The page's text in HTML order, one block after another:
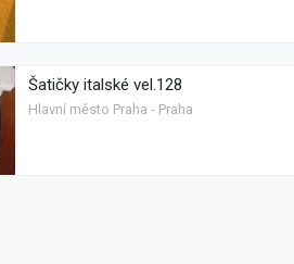
Šatičky italské vel.128
Hlavní město Praha - Praha